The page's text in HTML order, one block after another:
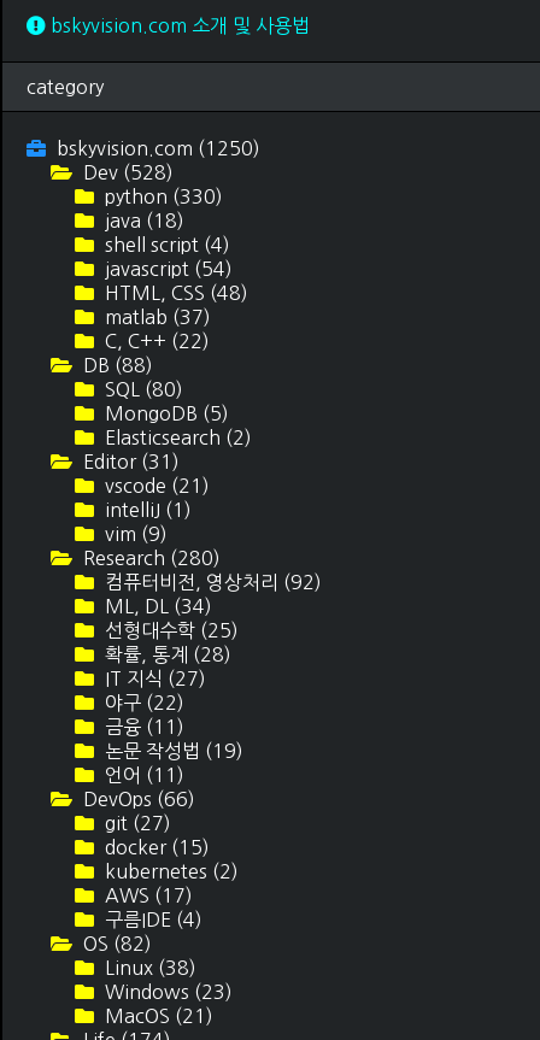
bskyvision.com 소개 및 사용법
category
bskyvision.com (1250)
Dev (528)
python (330)
java (18)
shell script (4)
javascript (54)
HTML, CSS (48)
matlab (37)
C, C++ (22)
DB (88)
SQL (80)
MongoDB (5)
Elasticsearch (2)
Editor (31)
vscode (21)
intelliJ (1)
vim (9)
Research (280)
컴퓨터비전, 영상처리 (92)
ML, DL (34)
선형대수학 (25)
확률, 통계 (28)
IT 지식 (27)
야구 (22)
금융 (11)
논문 작성법 (19)
언어 (11)
DevOps (66)
git (27)
docker (15)
kubernetes (2)
AWS (17)
구름IDE (4)
OS (82)
Linux (38)
Windows (23)
MacOS (21)